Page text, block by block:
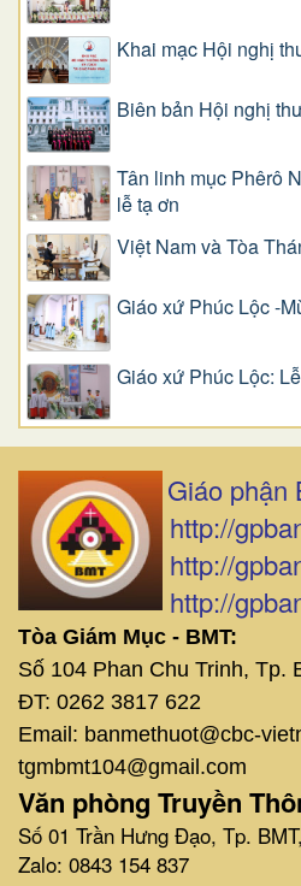
Khai mạc Hội nghị
Biên bản Hội nghị
Tân linh mục Phêrô
lễ tạ ơn
Việt Nam và Tòa
Giáo xứ Phúc Lộc -
Giáo xứ Phúc Lộc:
Giáo phận
http://
http://
http://
Tòa Giám Mục - BMT:
Số 104 Phan Chu Trinh, Tp.
ĐT: 0262 3817 622
Email: banmethuot@cbc-
tgmbmt104@gmail.com
Văn phòng Truyền
Số 01 Trần Hưng Đạo, Tp.
Zalo: 0843 154 837